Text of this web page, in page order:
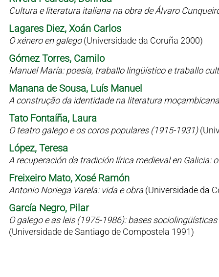
Cultura e literatura italiana na obra de Álvaro
Lagares Diez, Xoán Carlos
O xénero en galego(Universidade da Coruña 2000)
Gómez Torres, Camilo
Manuel María: poesía, traballo lingüístico e traballo
Manana de Sousa, Luís Manuel
A construção da identidade na literatura
Tato Fontaíña, Laura
O teatro galego e os coros populares (1915-1931)
López, Teresa
A recuperación da tradición lírica medieval en Galicia:
Freixeiro Mato, Xosé Ramón
Antonio Noriega Varela: vida e obra (Universidade da
García Negro, Pilar
O galego e as leis (1975-1986): bases
(Universidade de Santiago de Compostela 1991)